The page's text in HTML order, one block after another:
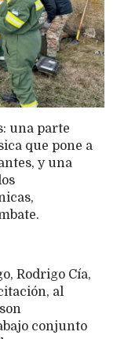
una parte
que pone a
y una
Rodrigo Cía,
al
conjunto